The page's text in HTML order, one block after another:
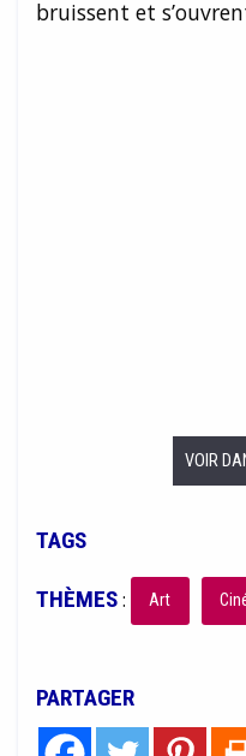
bruissent et
VOIR
TAGS
THÈMES: Art
PARTAGER